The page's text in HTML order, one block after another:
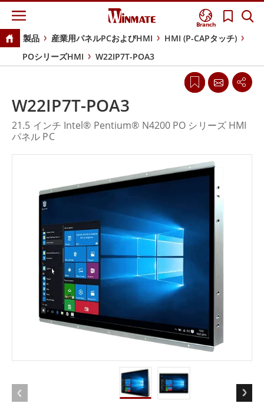
Branch
製品 産業用パネルPCおよびHMI
HMI (P-CAPタッチ)
POシリーズHMI
W22IP7T-POA3
W22IP7T-POA3
21.5 インチ Intel® Pentium® N4200 PO シリーズ HMI
パネル PC